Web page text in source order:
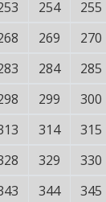
254 255
269 270
284 285
299 300
314 315
329 330
344 345